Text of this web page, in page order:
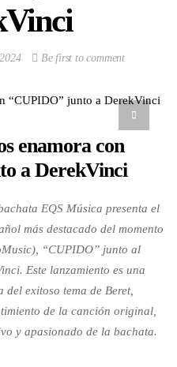
Be first to comment
enamora con
a DerekVinci
EQS Música presenta el
más destacado del momento
“CUPIDO” junto al
Este lanzamiento es una
exitoso tema de Beret,
de la canción original,
y apasionado de la bachata.